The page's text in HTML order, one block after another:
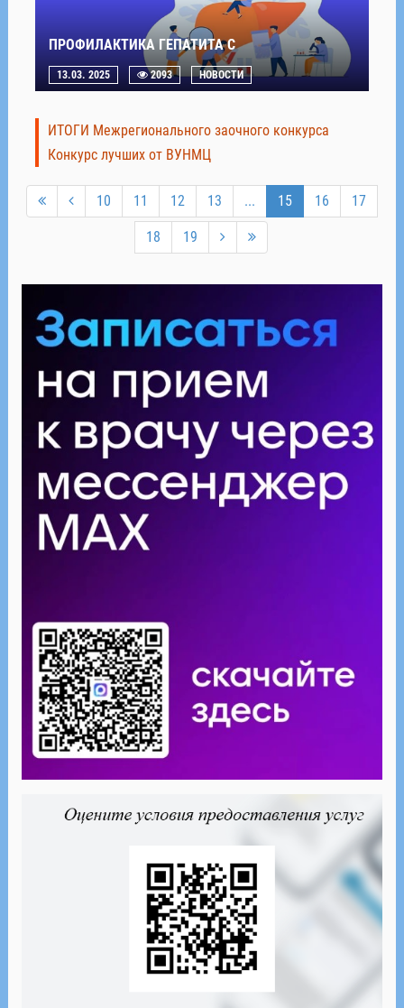
ПРОФИЛАКТИКА ГЕПАТИТА С
13.03. 2025 2093 НОВОСТИ
ИТОГИ Межрегионального заочного конкурса
Конкурс лучших от ВУНМЦ
10 11 12 13 ... 15 16 17
18 19